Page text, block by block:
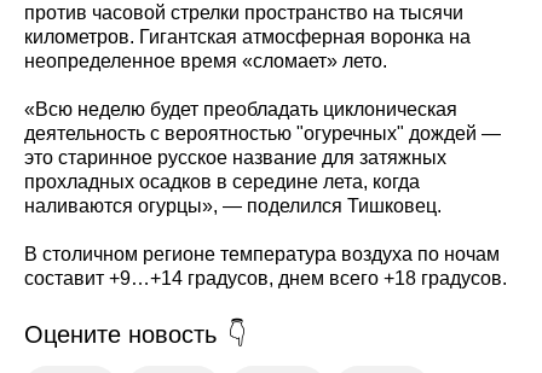
против часовой стрелки пространство на тысячи
километров. Гигантская атмосферная воронка на
неопределенное время «сломает» лето.
«Всю неделю будет преобладать циклоническая
деятельность с вероятностью "огуречных" дождей —
это старинное русское название для затяжных
прохладных осадков в середине лета, когда
наливаются огурцы», — поделился Тишковец.
В столичном регионе температура воздуха по ночам
составит +9…+14 градусов, днем всего +18 градусов.
Оцените новость